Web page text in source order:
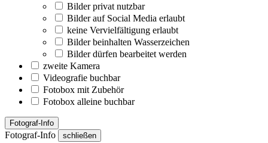
Bilder privat nutzbar
Bilder auf Social Media erlaubt
keine Vervielfältigung erlaubt
Bilder beinhalten Wasserzeichen
Bilder dürfen bearbeitet werden
zweite Kamera
Videografie buchbar
Fotobox mit Zubehör
Fotobox alleine buchbar
Fotograf-Info
Fotograf-Info schließen